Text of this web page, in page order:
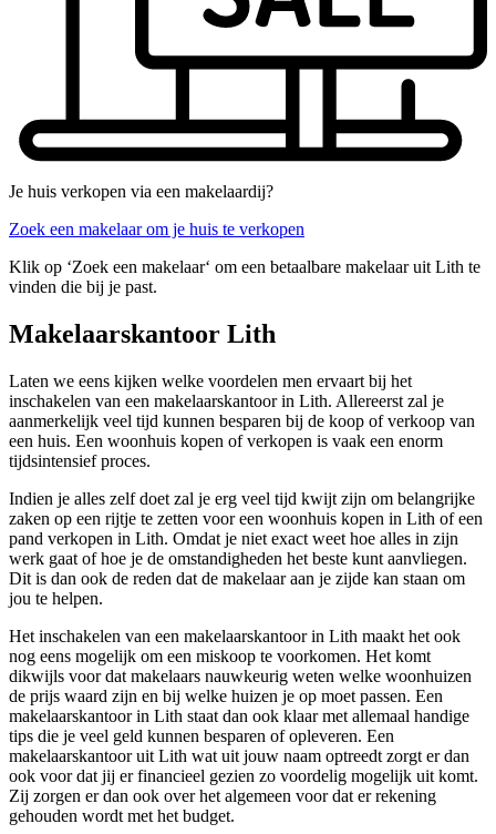
Je huis verkopen via een makelaardij?
Zoek een makelaar om je huis te verkopen
Klik op ‘Zoek een makelaar‘ om een betaalbare makelaar uit Lith te
vinden die bij je past.
Makelaarskantoor Lith
Laten we eens kijken welke voordelen men ervaart bij het
inschakelen van een makelaarskantoor in Lith. Allereerst zal je
aanmerkelijk veel tijd kunnen besparen bij de koop of verkoop van
een huis. Een woonhuis kopen of verkopen is vaak een enorm
tijdsintensief proces.
Indien je alles zelf doet zal je erg veel tijd kwijt zijn om belangrijke
zaken op een rijtje te zetten voor een woonhuis kopen in Lith of een
pand verkopen in Lith. Omdat je niet exact weet hoe alles in zijn
werk gaat of hoe je de omstandigheden het beste kunt aanvliegen.
Dit is dan ook de reden dat de makelaar aan je zijde kan staan om
jou te helpen.
Het inschakelen van een makelaarskantoor in Lith maakt het ook
nog eens mogelijk om een miskoop te voorkomen. Het komt
dikwijls voor dat makelaars nauwkeurig weten welke woonhuizen
de prijs waard zijn en bij welke huizen je op moet passen. Een
makelaarskantoor in Lith staat dan ook klaar met allemaal handige
tips die je veel geld kunnen besparen of opleveren. Een
makelaarskantoor uit Lith wat uit jouw naam optreedt zorgt er dan
ook voor dat jij er financieel gezien zo voordelig mogelijk uit komt.
Zij zorgen er dan ook over het algemeen voor dat er rekening
gehouden wordt met het budget.